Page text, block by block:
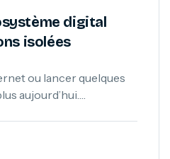
digital
isolées
ou lancer quelques
aujourd’hui.
durablement sa